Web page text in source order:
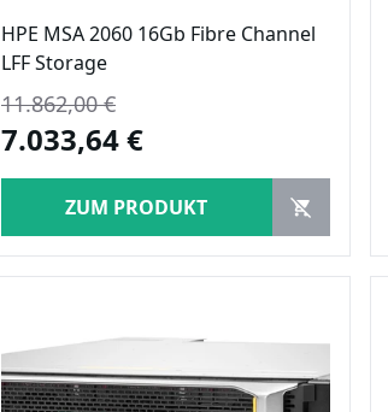
HPE MSA 2060 16Gb Fibre Channel
LFF Storage
11.862,00 €
7.033,64 €
ZUM PRODUKT